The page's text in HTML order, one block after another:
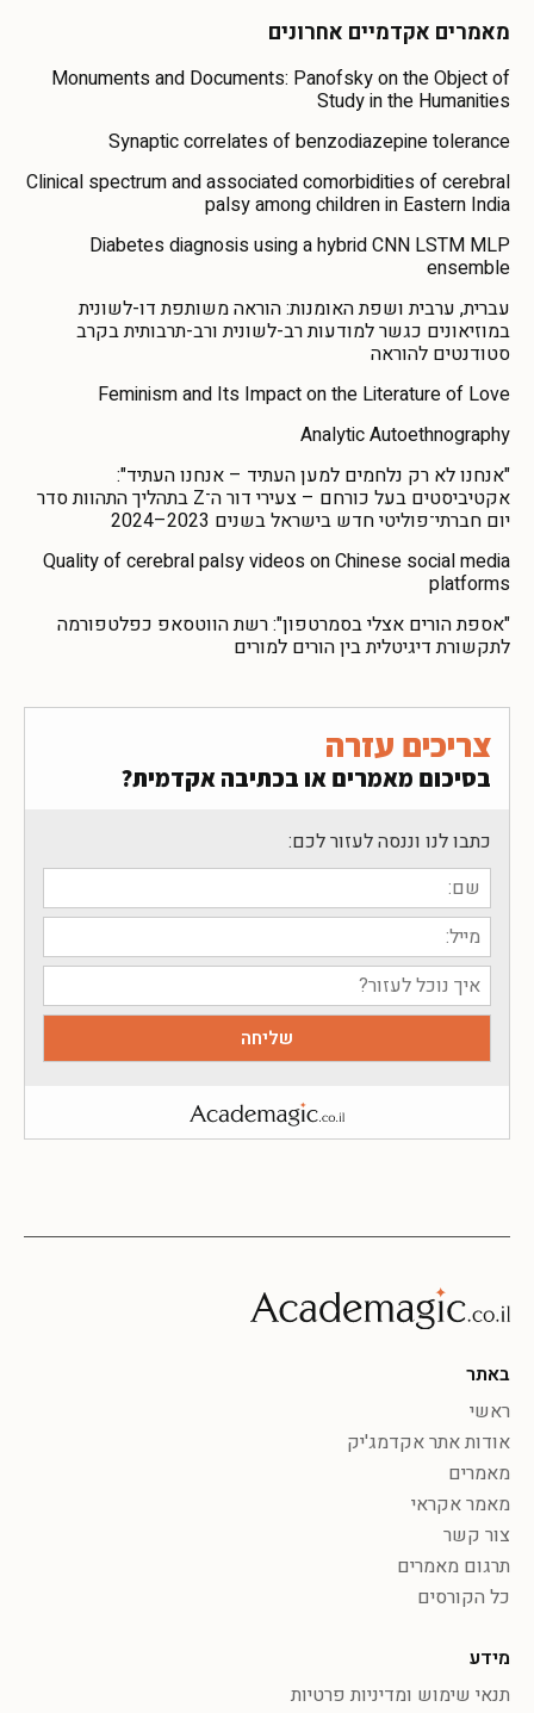
מאמרים אקדמיים אחרונים
Monuments and Documents: Panofsky on the Object of
Study in the Humanities
Synaptic correlates of benzodiazepine tolerance
Clinical spectrum and associated comorbidities of cerebral
palsy among children in Eastern India
Diabetes diagnosis using a hybrid CNN LSTM MLP
ensemble
עברית, ערבית ושפת האומנות: הוראה משותפת דו-לשונית
במוזיאונים כגשר למודעות רב-לשונית ורב-תרבותית בקרב
סטודנטים להוראה
Feminism and Its Impact on the Literature of Love
Analytic Autoethnography
"אנחנו לא רק נלחמים למען העתיד – אנחנו העתיד":
אקטיביסטים בעל כורחם – צעירי דור ה־Z בתהליך התהוות סדר
יום חברתי־פוליטי חדש בישראל בשנים 2023–2024
Quality of cerebral palsy videos on Chinese social media
platforms
"אספת הורים אצלי בסמרטפון": רשת הווטסאפ כפלטפורמה
לתקשורת דיגיטלית בין הורים למורים
צריכים עזרה
בסיכום מאמרים או בכתיבה אקדמית?
כתבו לנו וננסה לעזור לכם:
באתר
ראשי
אודות אתר אקדמג'יק
מאמרים
מאמר אקראי
צור קשר
תרגום מאמרים
כל הקורסים
מידע
תנאי שימוש ומדיניות פרטיות